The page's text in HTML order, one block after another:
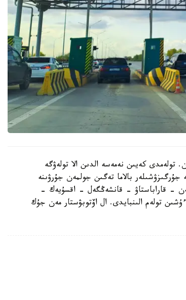
كەيىن نەمەسە الدىن الا تولەۋگە
جۇرگىزۋشىلەر بالاما تەگىن جولمەن جۇرۋىنە
- قاراباستاۋ - قانشەڭگەل - اقسۇيەك -
تولەم الىنبايدى. ال اۆتوبۋستار مەن جۇك